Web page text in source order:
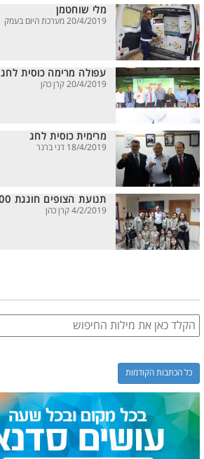
מלי שוחטמן
20/4/2019 מערכת היום בעמק
עפולה מרימה כוסית לחג
20/4/2019 קרן כהן
מרימית כוסית לחג
18/4/2019 דני ברנר
תנועת הצופים חוגגת 100 שנה להיווסדה
4/2/2019 קרן כהן
כל הכתבות הקודמות